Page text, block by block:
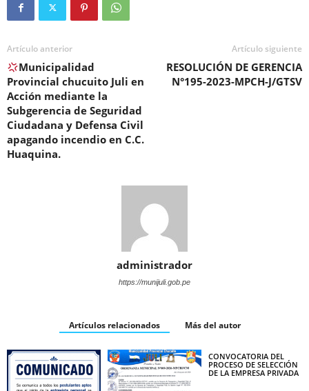
Artículo anterior
Municipalidad
Provincial chucuito Juli en
Acción mediante la
Subgerencia de Seguridad
Ciudadana y Defensa Civil
apagando incendio en C.C.
Huaquina.
Artículo siguiente
RESOLUCIÓN DE GERENCIA
N°195-2023-MPCH-J/GTSV
administrador
https://munijuli.gob.pe
Artículos relacionados Más del autor
CONVOCATORIA DEL
PROCESO DE SELECCIÓN
DE LA EMPRESA PRIVADA